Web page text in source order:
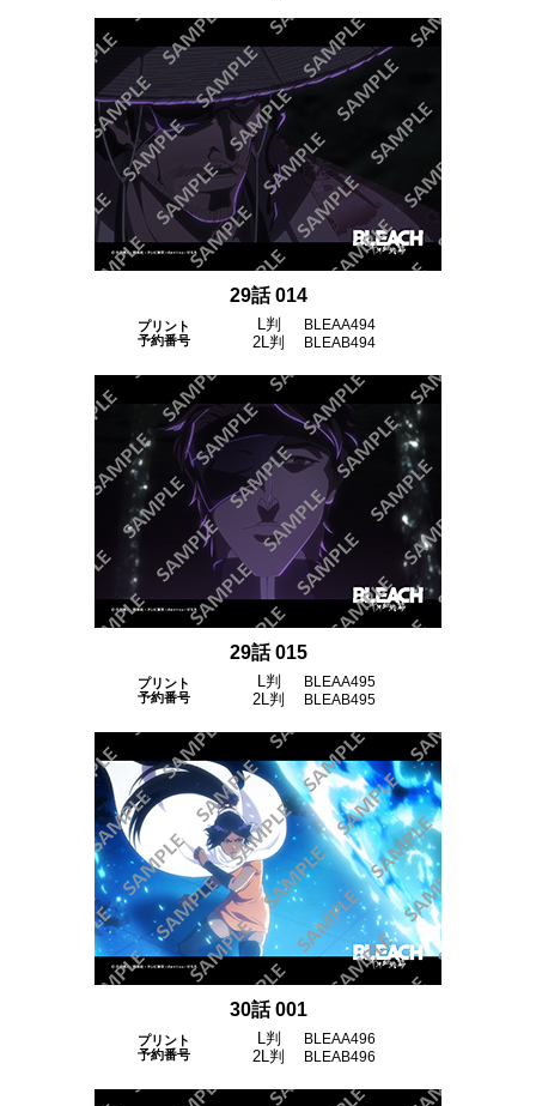
29話 014
プリント
予約番号
L判 BLEAA494
2L判 BLEAB494
29話 015
プリント
予約番号
L判 BLEAA495
2L判 BLEAB495
30話 001
プリント
予約番号
L判 BLEAA496
2L判 BLEAB496